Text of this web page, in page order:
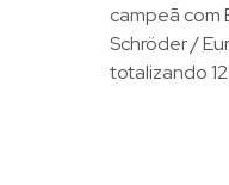
campeã com
Schröder /
totalizando